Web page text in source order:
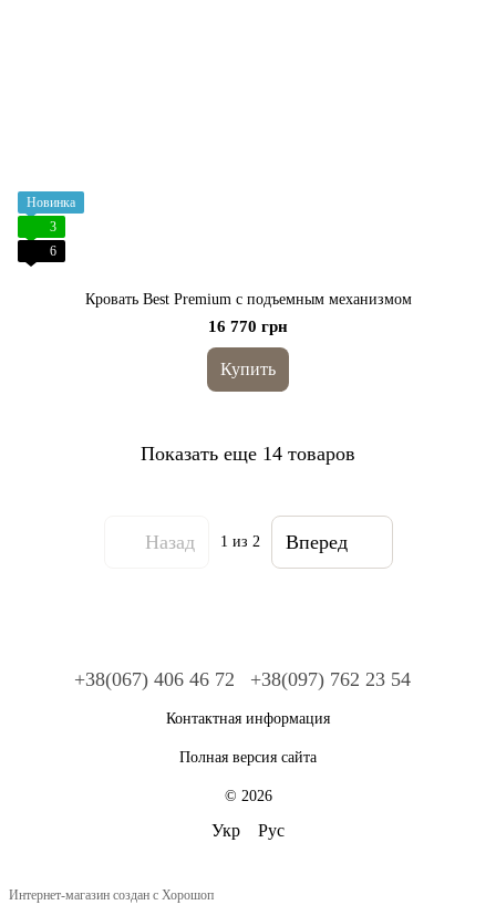
Новинка
3
6
Кровать Best Premium с подъемным механизмом
16 770 грн
Купить
Показать еще 14 товаров
Назад 1 из 2 Вперед
+38(067) 406 46 72 +38(097) 762 23 54
Контактная информация
Полная версия сайта
© 2026
Укр Рус
Интернет-магазин создан с Хорошоп